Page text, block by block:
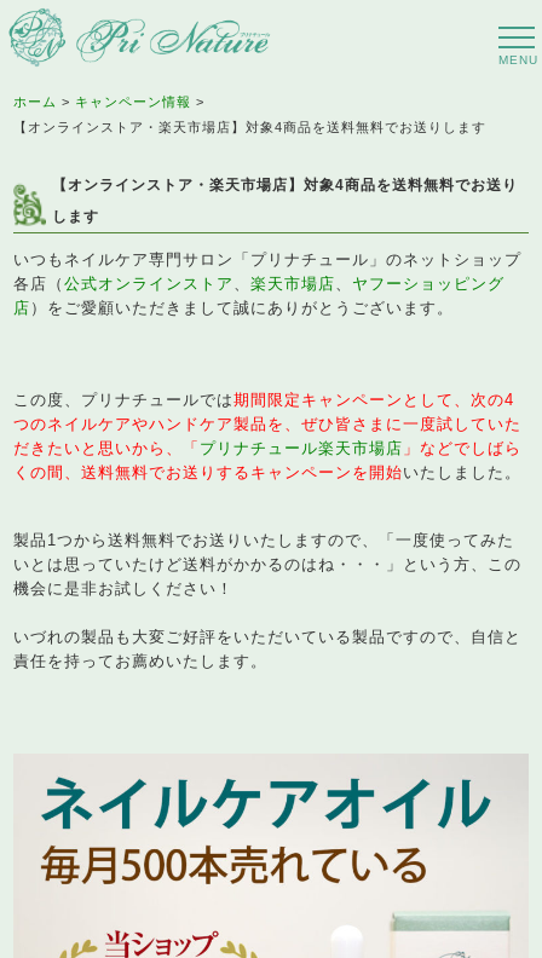
ホーム
キャンペーン情報
【オンラインストア・楽天市場店】対象4商品を送料無料でお送りします
【オンラインストア・楽天市場店】対象4商品を送料無料でお送り
します
いつもネイルケア専門サロン「プリナチュール」のネットショップ
各店（公式オンラインストア 、楽天市場店
ヤフーショッピング
店 ）をご愛顧いただきまして誠にありがとうございます。
この度、プリナチュールでは期間限定キャンペーンとして、次の4
つのネイルケアやハンドケア製品を、ぜひ皆さまに一度試していた
だきたいと思いから、「 プリナチュール楽天市場店 」などでしばら
くの間、送料無料でお送りするキャンペーンを開始いたしました。
製品1つから送料無料でお送りいたしますので、「一度使ってみた
いとは思っていたけど送料がかかるのはね・・・」という方、この
機会に是非お試しください！
いづれの製品も大変ご好評をいただいている製品ですので、自信と
責任を持ってお薦めいたします。